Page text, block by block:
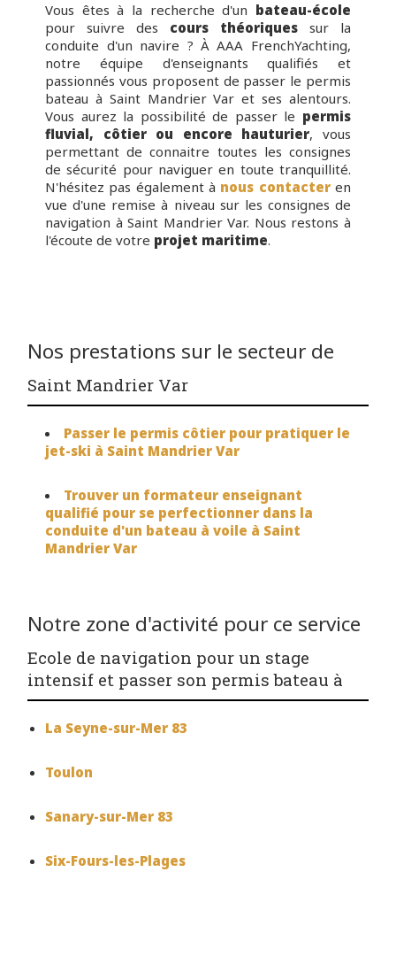
Vous êtes à la recherche d'un bateau-école
pour suivre des cours théoriquessur la
conduite d'un navire ? À AAA FrenchYachting,
notre équipe d'enseignants qualifiés et
passionnés vous proposent de passer le permis
bateau à Saint Mandrier Var et ses alentours.
Vous aurez la possibilité de passer le permis
fluvial, côtier ou encore hauturier, vous
permettant de connaitre toutes les consignes
de sécurité pour naviguer en toute tranquillité.
N'hésitez pas également à nous contacteren
vue d'une remise à niveau sur les consignes de
navigation à Saint Mandrier Var. Nous restons à
l'écoute de votre projet maritime.
Nos prestations sur le secteur de
Saint Mandrier Var
Passer le permis côtier pour pratiquer le
jet-ski à Saint Mandrier Var
Trouver un formateur enseignant
qualifié pour se perfectionner dans la
conduite d'un bateau à voile à Saint
Mandrier Var
Notre zone d'activité pour ce service
Ecole de navigation pour un stage
intensif et passer son permis bateau à
La Seyne-sur-Mer 83
Toulon
Sanary-sur-Mer 83
Six-Fours-les-Plages